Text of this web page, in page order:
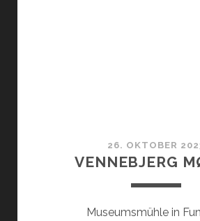
26. OKTOBER
VENNEBJERG
Museumsmühle in